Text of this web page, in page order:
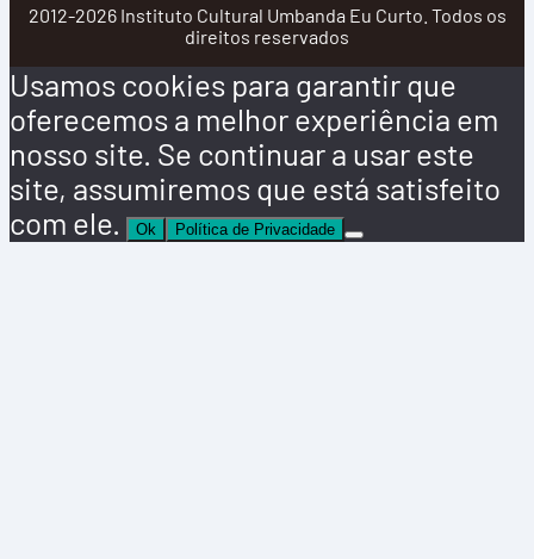
2012-2026 Instituto Cultural Umbanda Eu Curto. Todos os
direitos reservados
Usamos cookies para garantir que
oferecemos a melhor experiência em
nosso site. Se continuar a usar este
site, assumiremos que está satisfeito
com ele.
Ok Política de Privacidade